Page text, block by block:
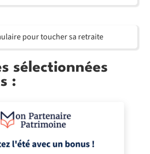
pour toucher sa retraite
sélectionnées
: